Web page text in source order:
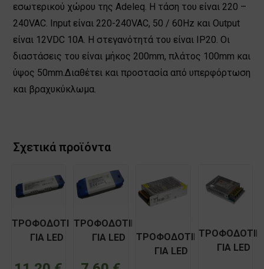
εσωτερικού χώρου της Adeleq. Η τάση του είναι 220 –
240VAC. Input είναι 220-240VAC, 50 / 60Hz και Output
είναι 12VDC 10A. Η στεγανότητά του είναι IP20. Οι
διαστάσεις του είναι μήκος 200mm, πλάτος 100mm και
ύψος 50mm.Διαθέτει και προστασία από υπερφόρτωση
και βραχυκύκλωμα.
Σχετικά προϊόντα
ΤΡΟΦΟΔΟΤΙΚΟ
ΓΙΑ LED
60W AMARAD
ΤΡΟΦΟΔΟΤΙΚΟ
ΓΙΑ LED
24W AMARAD
ΤΡΟΦΟΔΟΤΙΚO
ΓΙΑ LED
ΓΙΑ LED